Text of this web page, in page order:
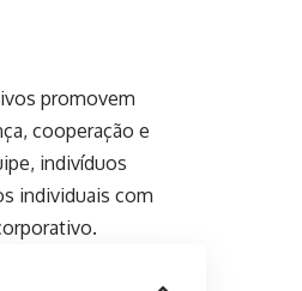
promovem
cooperação e
indivíduos
individuais com